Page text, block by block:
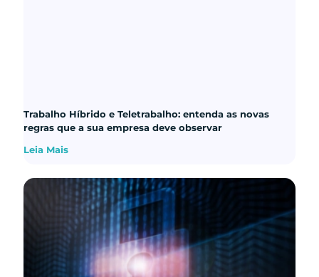
Trabalho Híbrido e Teletrabalho: entenda as novas
regras que a sua empresa deve observar
Leia Mais